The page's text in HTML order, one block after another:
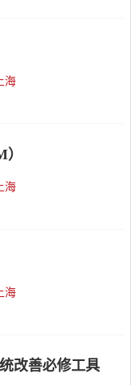
上海
上海
上海
改善必修工具